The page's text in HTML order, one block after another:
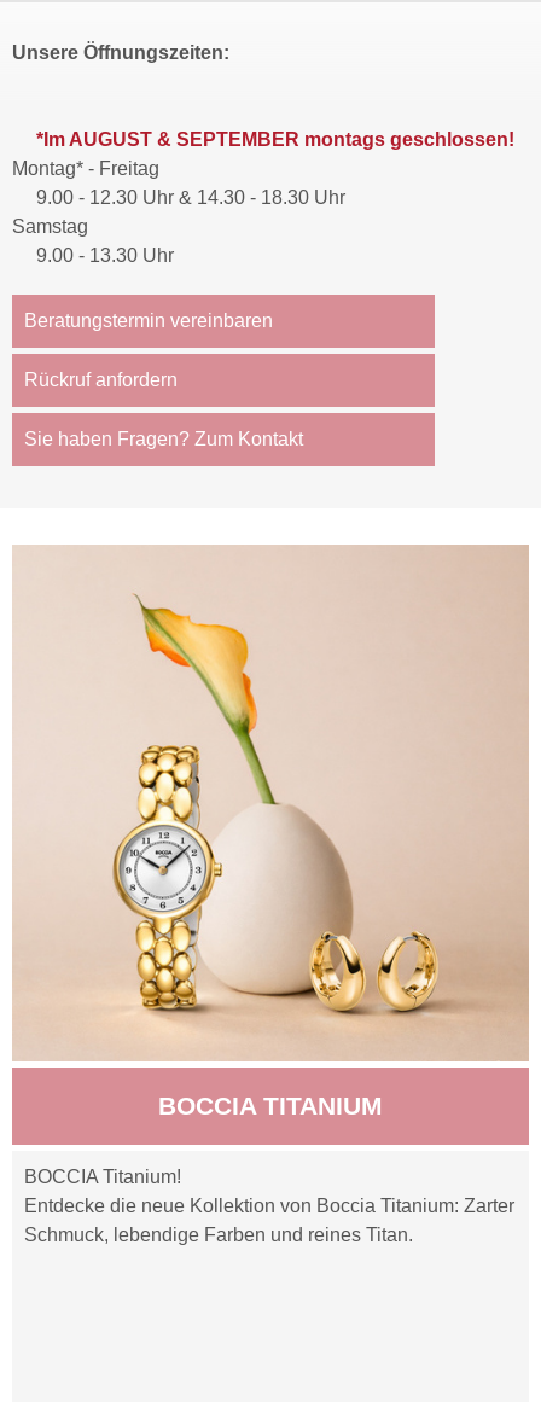
Unsere Öffnungszeiten:
*Im AUGUST & SEPTEMBER montags geschlossen!
Montag* - Freitag
9.00 - 12.30 Uhr & 14.30 - 18.30 Uhr
Samstag
9.00 - 13.30 Uhr
Beratungstermin vereinbaren
Rückruf anfordern
Sie haben Fragen? Zum Kontakt
BOCCIA TITANIUM
BOCCIA Titanium!
Entdecke die neue Kollektion von Boccia Titanium: Zarter
Schmuck, lebendige Farben und reines Titan.